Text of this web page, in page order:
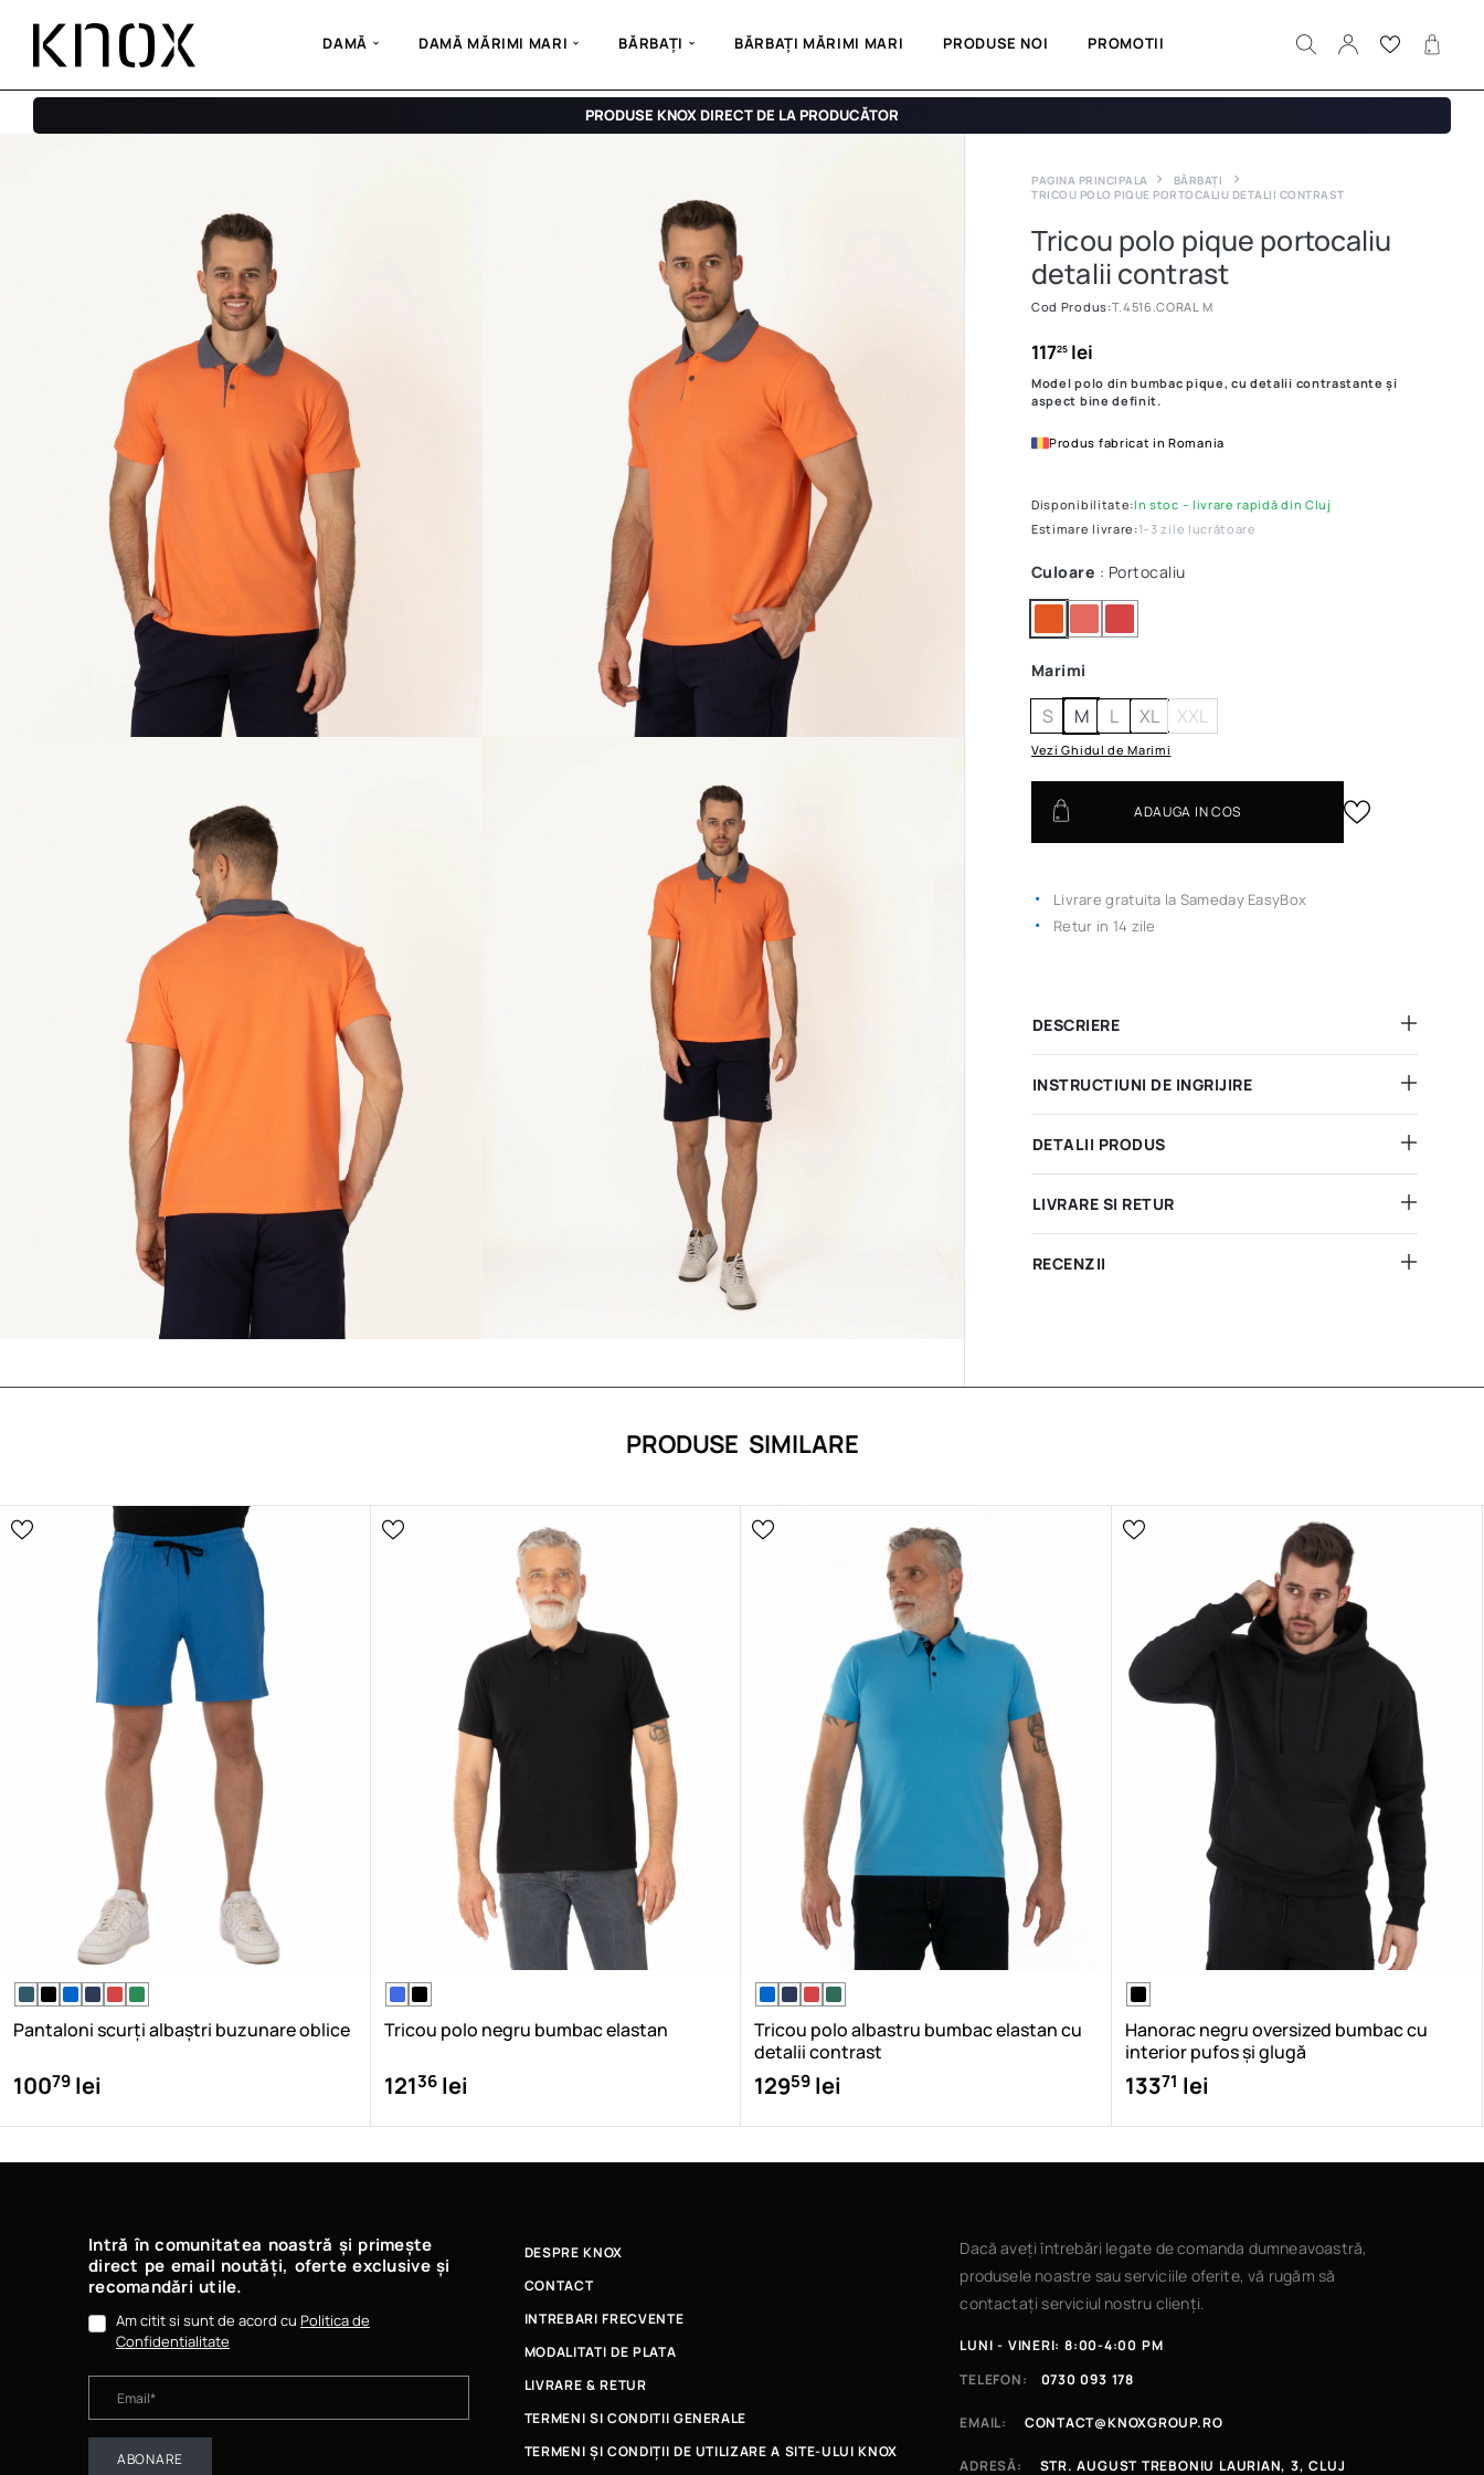
DAMĂ DAMĂ MĂRIMI MARI BĂRBAȚI BĂRBAȚI MĂRIMI MARI PRODUSE NOI PROMOTII
PRODUSE KNOX DIRECT DE LA PRODUCĂTOR
PAGINA PRINCIPALA
BĂRBAȚI
TRICOU POLO PIQUE PORTOCALIU DETALII CONTRAST
Tricou polo pique portocaliu
detalii contrast
Cod Produs:T.4516.CORAL M
11725lei
Model polo din bumbac pique, cu detalii contrastante și
aspect bine definit.
Produs fabricat in Romania
Disponibilitate:In stoc – livrare rapidă din Cluj
Estimare livrare:1–3 zile lucrătoare
Culoare : Portocaliu
Marimi
S M L XL XXL
Vezi Ghidul de Marimi
ADAUGA IN COS
Livrare gratuita la Sameday EasyBox
Retur in 14 zile
DESCRIERE
INSTRUCTIUNI DE INGRIJIRE
DETALII PRODUS
LIVRARE SI RETUR
RECENZII
PRODUSE SIMILARE
Pantaloni scurți albaștri buzunare oblice
10079 lei
Tricou polo negru bumbac elastan
12136lei
Tricou polo albastru bumbac elastan cu
detalii contrast
12959 lei
Hanorac negru oversized bumbac cu
interior pufos și glugă
13371 lei
Intră în comunitatea noastră și primește
direct pe email noutăți, oferte exclusive și
recomandări utile.
Am citit si sunt de acord cu Politica de
Confidentialitate
ABONARE
DESPRE KNOX
CONTACT
INTREBARI FRECVENTE
MODALITATI DE PLATA
LIVRARE & RETUR
TERMENI SI CONDITII GENERALE
TERMENI ȘI CONDIȚII DE UTILIZARE A SITE-ULUI KNOX
Dacă aveți întrebări legate de comanda dumneavoastră,
produsele noastre sau serviciile oferite, vă rugăm să
contactați serviciul nostru clienți.
LUNI - VINERI: 8:00-4:00 PM
TELEFON:
0730 093 178
EMAIL: CONTACT@KNOXGROUP.RO
ADRESĂ: STR. AUGUST TREBONIU LAURIAN, 3, CLUJ